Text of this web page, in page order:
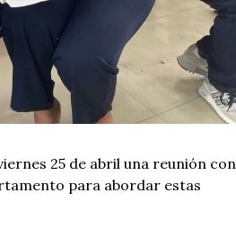
25 de abril una reunión con
para abordar estas